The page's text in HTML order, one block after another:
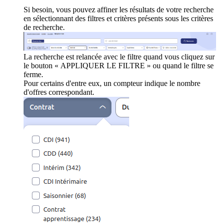
Si besoin, vous pouvez affiner les résultats de votre recherche
en sélectionnant des filtres et critères présents sous les critères
de recherche.
La recherche est relancée avec le filtre quand vous cliquez sur
le bouton « APPLIQUER LE FILTRE » ou quand le filtre se
ferme.
Pour certains d'entre eux, un compteur indique le nombre
d'offres correspondant.